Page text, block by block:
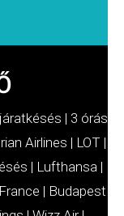
járatkésés | 3 órás
Airlines | LOT|
| Lufthansa|
| Budapest